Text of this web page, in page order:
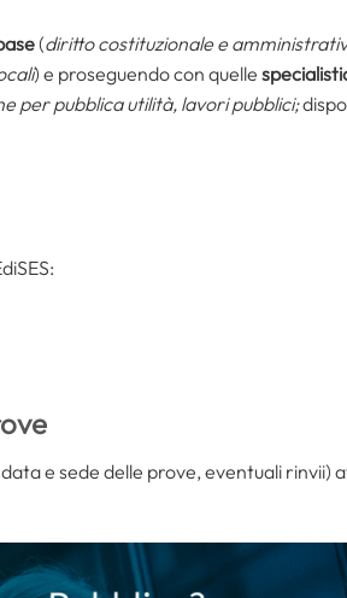
(diritto costituzionale e
) e proseguendo con quelle
per pubblica utilità, lavori pubblici;
e sede delle prove, eventuali rinvii)